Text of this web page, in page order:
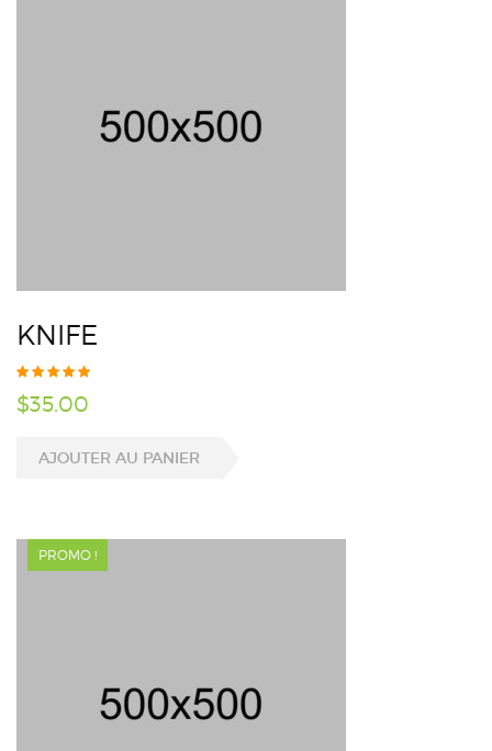
KNIFE
$35.00
AJOUTER AU PANIER
PROMO !